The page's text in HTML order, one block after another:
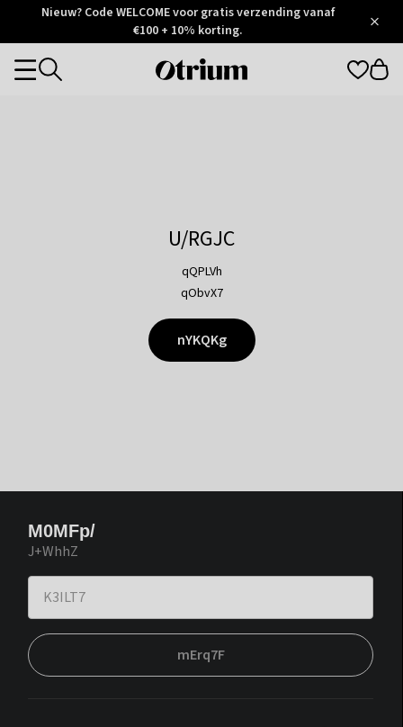
Otrium
Trustpilot
Nieuw? Code WELCOME voor gratis verzending vanaf
€100 + 10% korting.
Otrium
Categories
U/RGJC
qQPLVh
qObvX7
nYKQKg
M0MFp/
J+WhhZ
mErq7F